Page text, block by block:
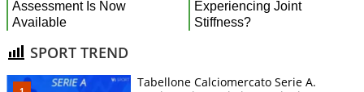
SPORT TREND
Tabellone Calciomercato Serie A.